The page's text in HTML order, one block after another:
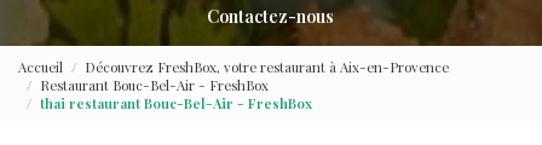
Contactez-nous
Accueil
Découvrez FreshBox, votre restaurant à Aix-en-Provence
Restaurant Bouc-Bel-Air - FreshBox
thai restaurant Bouc-Bel-Air - FreshBox